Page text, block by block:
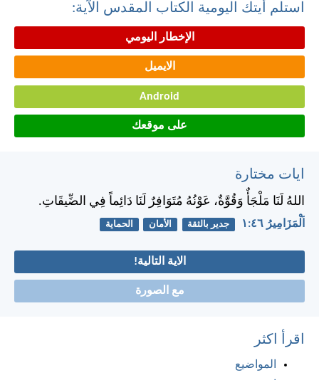
استلم أيتك اليومية الكتاب المقدس الآية:
الإخطار اليومي
الايميل
Android
على موقعك
ايات مختارة
اللهُ لَنَا مَلْجَأٌ وَقُوَّةٌ، عَوْنُهُ مُتَوَافِرٌ لَنَا دَائِماً فِي الضِّيقَاتِ.
اَلْمَزَامِيرُ ٤٦:‏١ جدير بالثقة الأمان الحماية
الاية التالية!
مع الصورة
اقرأ اكثر
المواضيع